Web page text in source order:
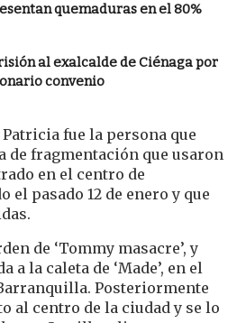
quemaduras en el 80%
al exalcalde de Ciénaga por
convenio
fue la persona que
de fragmentación que usaron
en el centro de
pasado 12 de enero y que
de ‘Tommy masacre’, y
a la caleta de ‘Made’, en el
Posteriormente
al centro de la ciudad y se lo